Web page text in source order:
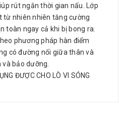
rút ngắn thời gian nấu. Lớp
từ nhiên nhiên tăng cường
toàn ngay cả khi bị bong ra.
phương pháp hàn điểm
có đường nối giữa thân và
bảo dưỡng.
ĐƯỢC CHO LÒ VI SÓNG